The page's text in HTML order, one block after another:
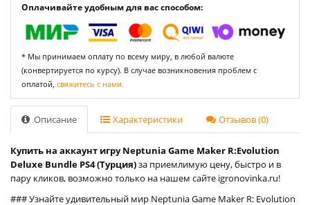
Оплачивайте удобным для вас способом:
* Мы принимаем оплату по всему миру, в любой валюте
(конвертируется по курсу). В случае возникновения проблем с
оплатой, свяжитесь с нами.
Описание Характеристики Отзывов (0)
Купить на аккаунт игру Neptunia Game Maker R:Evolution
Deluxe Bundle PS4 (Турция)за приемлимую цену, быстро и в
пару кликов, возможно только на нашем сайте igronovinka.ru!
### Узнайте удивительный мир Neptunia Game Maker R: Evolution